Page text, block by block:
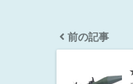
前の記事